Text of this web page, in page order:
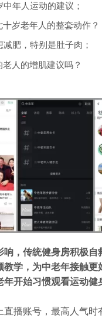
年人运动的建议；
岁老年人的整套动作？
减肥，特别是肚子肉；
人的增肌建议吗？
响，传统健身房积极自
教学，为中老年接触更
年开始习惯观看运动健
直播账号，最高人气时